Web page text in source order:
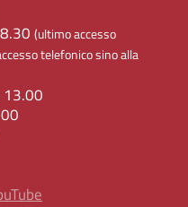
(ultimo accesso
telefonico sino alla